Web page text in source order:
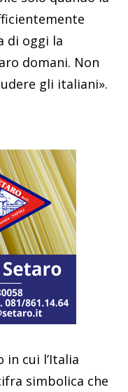
di oggi la
domani. Non
gli italiani».
in cui l’Italia
simbolica che